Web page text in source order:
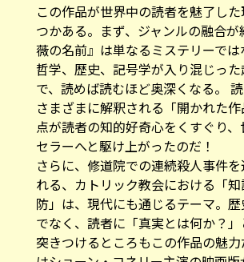
この作品が世界中の読者を魅了した
つかある。まず、ジャンルの融合
薇の名前』は単なるミステリーでは
哲学、歴史、記号学が入り混じっ
で、読めば読むほど奥深くなる。
さまざまに解釈される「開かれた
点が読者の知的好奇心をくすぐり
セラーへと駆け上がったのだ！
さらに、修道院での連続殺人事件
れる、カトリック教会における「
防」は、現代にも通じるテーマ。
でなく、読者に「真実とは何か？
突きつけるところもこの作品の魅